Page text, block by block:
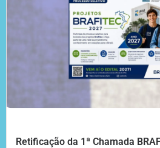
Retificação da 1ª Chamada